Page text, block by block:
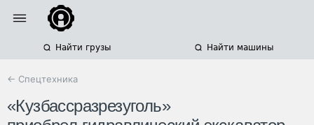
Найти грузы Найти машины
← Спецтехника
«Кузбассразрезуголь»